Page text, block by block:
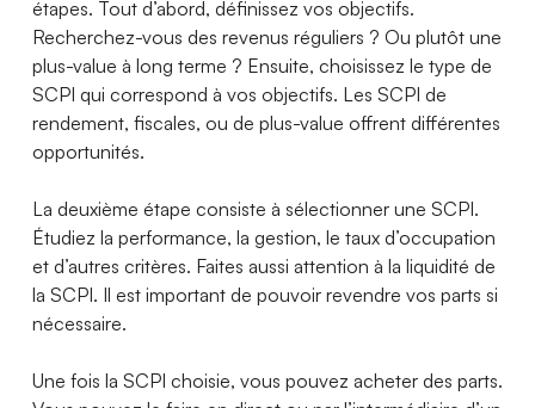
étapes. Tout d’abord, définissez vos objectifs.
Recherchez-vous des revenus réguliers ? Ou plutôt une
plus-value à long terme ? Ensuite, choisissez le type de
SCPI qui correspond à vos objectifs. Les SCPI de
rendement, fiscales, ou de plus-value offrent différentes
opportunités.
La deuxième étape consiste à sélectionner une SCPI.
Étudiez la performance, la gestion, le taux d’occupation
et d’autres critères. Faites aussi attention à la liquidité de
la SCPI. Il est important de pouvoir revendre vos parts si
nécessaire.
Une fois la SCPI choisie, vous pouvez acheter des parts.